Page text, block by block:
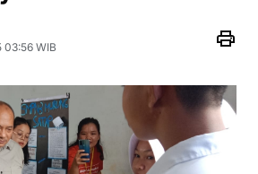
03:56 WIB